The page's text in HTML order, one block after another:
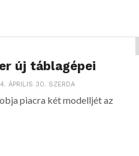
új táblagépei
ÁPRILIS 30. SZERDA
piacra két modelljét az